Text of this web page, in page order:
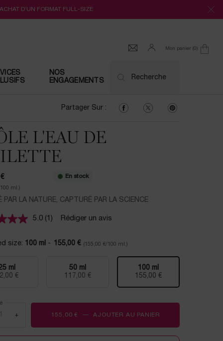
D’UN FORMAT FULL-SIZE
Mon panier 0
0 produit
NOS
ENGAGEMENTS
Recherche
Partager Sur : Partager Sur : Facebook
Partager Sur : Twitter
Partager Sur :
L'EAU DE
ml.)
En stock
PAR LA NATURE, CAPTURÉ PAR LA SCIENCE
5.0
Lire
avis.
Lien
(1) Rédiger un avis
size: 100 ml - 155,00 € (155,00 €/100 ml.)
Selected
ml
€
, 1 of 3 Selected
50 ml
117,00 €
, 2 of 3 Selected
100 ml
155,00 €
, 3 of 3
+ 155,00 € ― AJOUTER AU PANIER